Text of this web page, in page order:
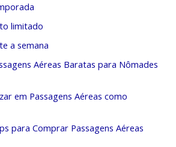
limitado
a semana
Aéreas Baratas para Nômades
em Passagens Aéreas como
para Comprar Passagens Aéreas